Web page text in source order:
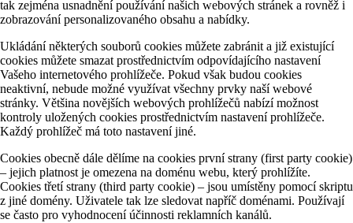
tak zejména usnadnění používání našich webových stránek a rovněž i
zobrazování personalizovaného obsahu a nabídky.
Ukládání některých souborů cookies můžete zabránit a již existující
cookies můžete smazat prostřednictvím odpovídajícího nastavení
Vašeho internetového prohlížeče. Pokud však budou cookies
neaktivní, nebude možné využívat všechny prvky naší webové
stránky. Většina novějších webových prohlížečů nabízí možnost
kontroly uložených cookies prostřednictvím nastavení prohlížeče.
Každý prohlížeč má toto nastavení jiné.
Cookies obecně dále dělíme na cookies první strany (first party cookie)
– jejich platnost je omezena na doménu webu, který prohlížíte.
Cookies třetí strany (third party cookie) – jsou umístěny pomocí skriptu
z jiné domény. Uživatele tak lze sledovat napříč doménami. Používají
se často pro vyhodnocení účinnosti reklamních kanálů.